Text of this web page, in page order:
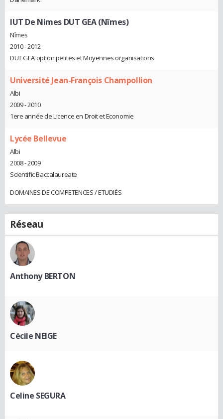
IUT De Nimes DUT GEA (Nîmes)
Nîmes
2010 - 2012
DUT GEA option petites et Moyennes organisations
Université Jean-François Champollion
Albi
2009 - 2010
1ere année de Licence en Droit et Economie
Lycée Bellevue
Albi
2008 - 2009
Scientific Baccalaureate
DOMAINES DE COMPETENCES / ETUDIÉS
Réseau
Anthony BERTON
Cécile NEIGE
Celine SEGURA